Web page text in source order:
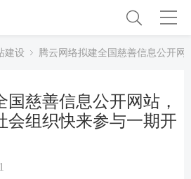
建设 腾云网络拟建全国慈善信息公开
国慈善信息公开网站，
会组织快来参与一期开